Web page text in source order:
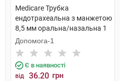
Medicare Трубка
ендотрахеальна з манжетою
8,5 мм оральна/назальна 1
шт
Допомога-1
Є в наявності
від 36.20 грн